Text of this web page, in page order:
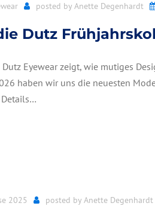
posted by Anette Degenhardt
Dutz
Eyewear zeigt, wie mutiges
haben wir uns die neuesten
2025 posted by Anette Degenhardt